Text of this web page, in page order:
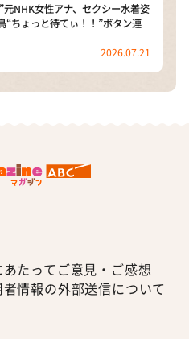
元NHK女性アナ、セクシー水着姿
“ちょっと待てぃ！！”ボタン連
2026.07.21
たって ご意見・ご感想
情報の外部送信について